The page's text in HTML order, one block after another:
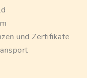
und Zertifikate